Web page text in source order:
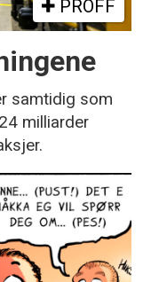
PROFF
samtidig som
milliarder